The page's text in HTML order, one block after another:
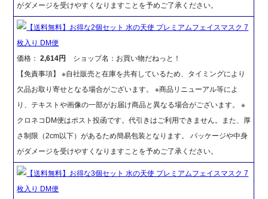
がダメージを受けやすくなりますことを予めご了承ください。
【送料無料】お得な2個セット 水の天使 プレミアムフェイスマスク 7
枚入り DM便
価格：2,614円
ショップ名：お買い物だねっと！
【免責事項】 ※自社販売と在庫を共有しているため、タイミングにより
欠品お取り寄せとなる場合がございます。 ※商品リニューアル等によ
り、テキストや画像の一部がお届け商品と異なる場合がございます。 ※
クロネコDM便はポスト投函です。代引きはご利用できません。また、厚
さ制限（2cm以下）があるため簡易包装となります。 パッケージや中身
がダメージを受けやすくなりますことを予めご了承ください。
【送料無料】お得な3個セット 水の天使 プレミアムフェイスマスク 7
枚入り DM便